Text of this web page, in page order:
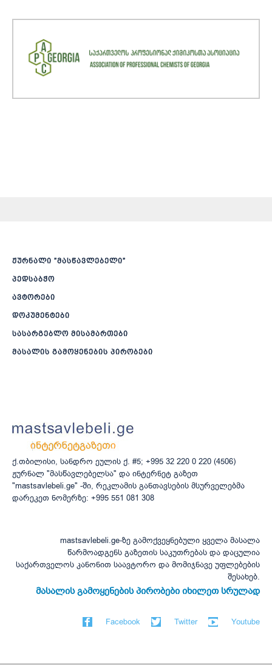
ჟურნალი ”მასწავლებელი”
პედსაბჭო
ავტორები
დოკუმენტები
სასარგებლო მისამართები
მასალის გამოყენების პირობები
ქ.თბილისი, სანდრო ეულის ქ. #5; +995 32 220 0 220 (4506)
ჟურნალ "მასწავლებელსა" და ინტერნეტ გაზეთ
"mastsavlebeli.ge" -ში, რეკლამის განთავსების მსურველებმა
დარეკეთ ნომერზე: +995 551 081 308
mastsavlebeli.ge-ზე გამოქვეყნებული ყველა მასალა
წარმოადგენს გაზეთის საკუთრებას და დაცულია
საქართველოს კანონით საავტორო და მომიჯნავე უფლებების
შესახებ.
მასალის გამოყენების პირობები იხილეთ სრულად
Facebook Twitter Youtube